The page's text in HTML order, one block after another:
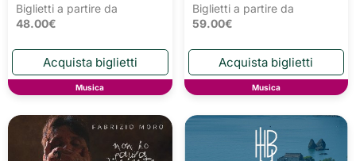
Biglietti a partire da
48.00€
Musica
Biglietti a partire da
59.00€
Musica